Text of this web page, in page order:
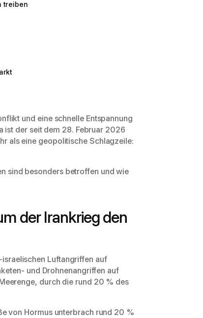
treiben
und eine schnelle Entspannung
ist der seit dem 28. Februar 2026
als eine geopolitische Schlagzeile:
sind besonders betroffen und wie
der Irankrieg den
Luftangriffen auf
und Drohnenangriffen auf
durch die rund 20 % des
von Hormus unterbrach rund 20 %